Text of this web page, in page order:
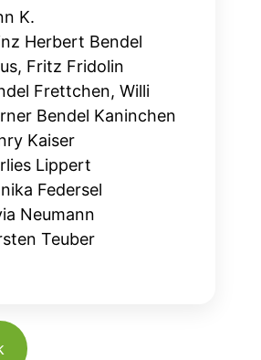
K.
Herbert Bendel
Fritz Fridolin
Frettchen, Willi
Bendel Kaninchen
Kaiser
Lippert
Federsel
Neumann
Teuber